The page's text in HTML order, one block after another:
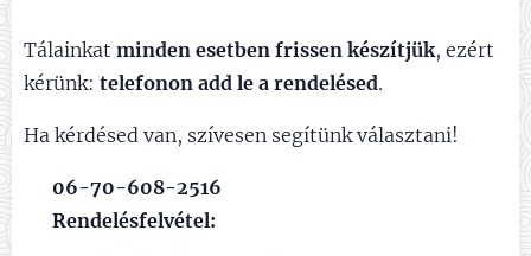
Tálainkat minden esetben frissen készítjük, ezért
kérünk: telefonon add le a rendelésed.
Ha kérdésed van, szívesen segítünk választani!
06-70-608-2516
Rendelésfelvétel: